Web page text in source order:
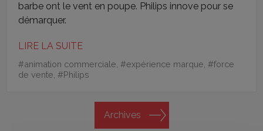
barbe ont le vent en poupe. Philips innove pour se
démarquer.
LIRE LA SUITE
#animation commerciale , #expérience marque , #force
de vente , #Philips
Archives